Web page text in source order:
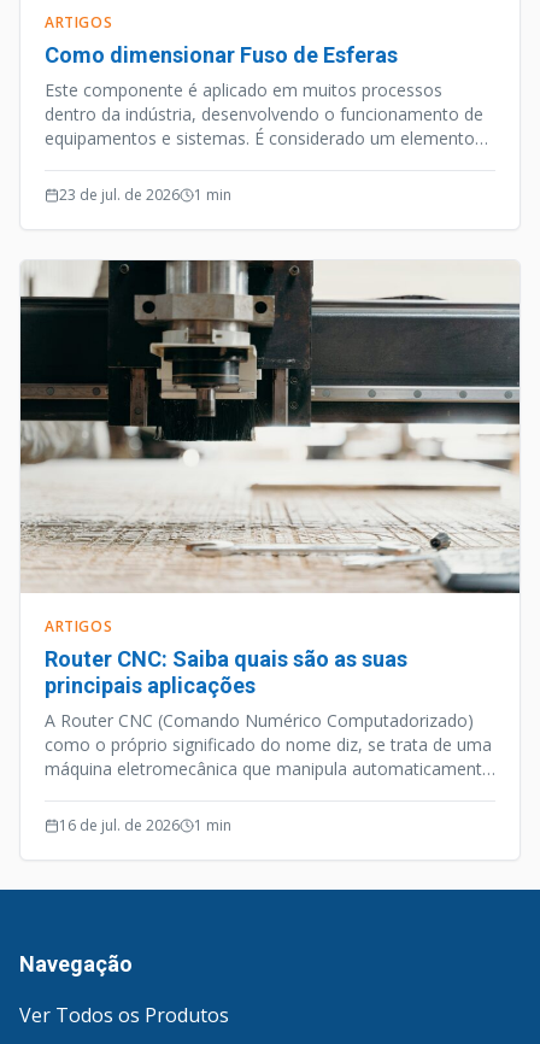
ARTIGOS
Como dimensionar Fuso de Esferas
Este componente é aplicado em muitos processos
dentro da indústria, desenvolvendo o funcionamento de
equipamentos e sistemas. É considerado um elemento
opera de forma silenciosa e efetiva.
23 de jul. de 2026 1 min
ARTIGOS
Router CNC: Saiba quais são as suas
principais aplicações
A Router CNC (Comando Numérico Computadorizado)
como o próprio significado do nome diz, se trata de uma
máquina eletromecânica que manipula automaticamente
programação computacional.
16 de jul. de 2026 1 min
Navegação
Ver Todos os Produtos